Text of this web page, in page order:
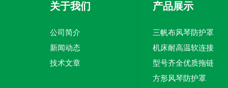
关于我们
公司简介
新闻动态
技术文章
产品展示
三帆布风琴防护罩
机床耐高温软连接
型号齐全优质拖链
方形风琴防护罩